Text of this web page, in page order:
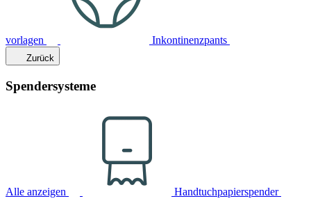
vorlagen Inkontinenzpants
Zurück
Spendersysteme
Alle anzeigen Handtuchpapierspender